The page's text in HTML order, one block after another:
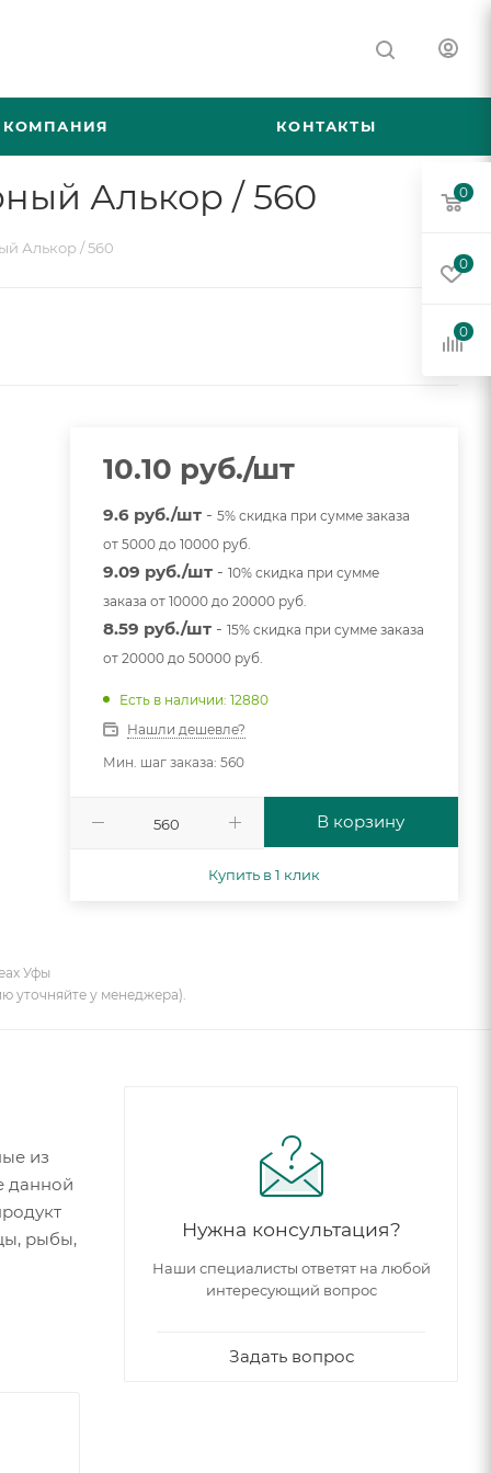
КОМПАНИЯ КОНТАКТЫ
Алькор / 560
Алькор / 560
10.10 руб./шт
9.6 руб./шт- 5% скидка при сумме заказа
от 5000 до 10000 руб.
9.09 руб./шт- 10% скидка при сумме
заказа от 10000 до 20000 руб.
8.59 руб./шт- 15% скидка при сумме заказа
от 20000 до 50000 руб.
Есть в наличии: 12880
Нашли дешевле?
Мин. шаг заказа: 560
В корзину
Купить в 1 клик
Уфы
уточняйте у менеджера).
из
данной
рыбы,
Нужна консультация?
Наши специалисты ответят на любой
интересующий вопрос
Задать вопрос
0
0
0